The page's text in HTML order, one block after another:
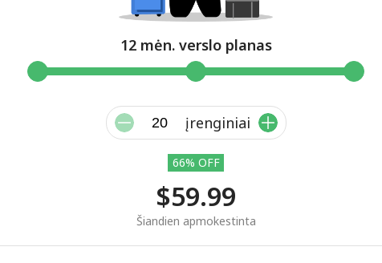
12 mėn. verslo planas
įrenginiai
66% OFF
$59.99
Šiandien apmokestinta